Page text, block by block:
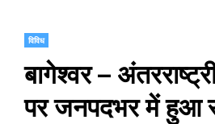
विविध
बागेश्वर –
पर जनपदभर में हुआ